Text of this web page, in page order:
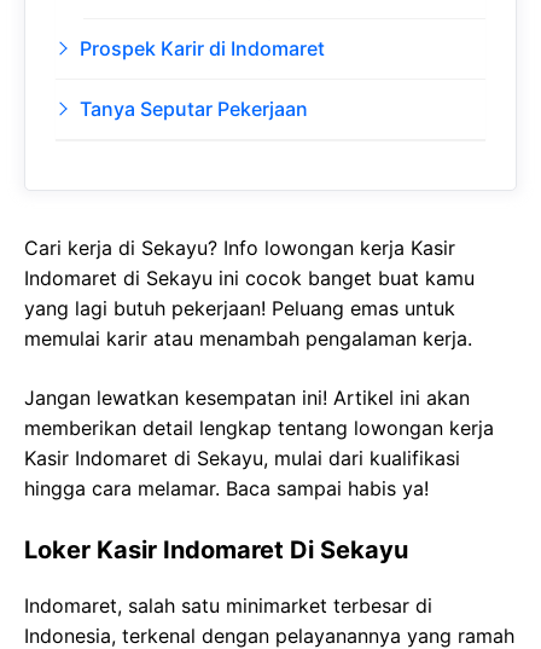
Prospek Karir di Indomaret
Tanya Seputar Pekerjaan
Cari kerja di Sekayu? Info lowongan kerja Kasir
Indomaret di Sekayu ini cocok banget buat kamu
yang lagi butuh pekerjaan! Peluang emas untuk
memulai karir atau menambah pengalaman kerja.
Jangan lewatkan kesempatan ini! Artikel ini akan
memberikan detail lengkap tentang lowongan kerja
Kasir Indomaret di Sekayu, mulai dari kualifikasi
hingga cara melamar. Baca sampai habis ya!
Loker Kasir Indomaret Di Sekayu
Indomaret, salah satu minimarket terbesar di
Indonesia, terkenal dengan pelayanannya yang ramah